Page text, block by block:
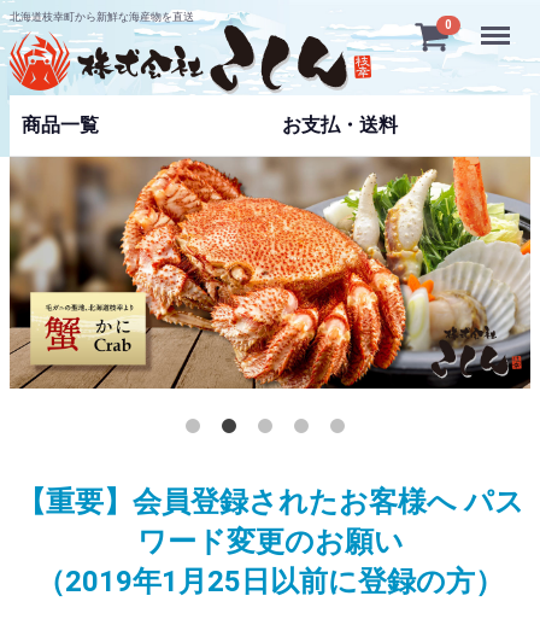
北海道枝幸町から新鮮な海産物を直送
0
商品一覧 お支払・送料
Menu
【重要】会員登録されたお客様へ パス
ワード変更のお願い
（2019年1月25日以前に登録の方）